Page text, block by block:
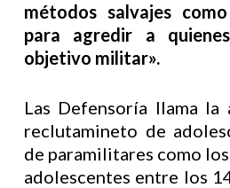
métodos salvajes
para agredir a
objetivo militar».
Las Defensoría llama
reclutamineto de
de paramilitares como
adolescentes entre los